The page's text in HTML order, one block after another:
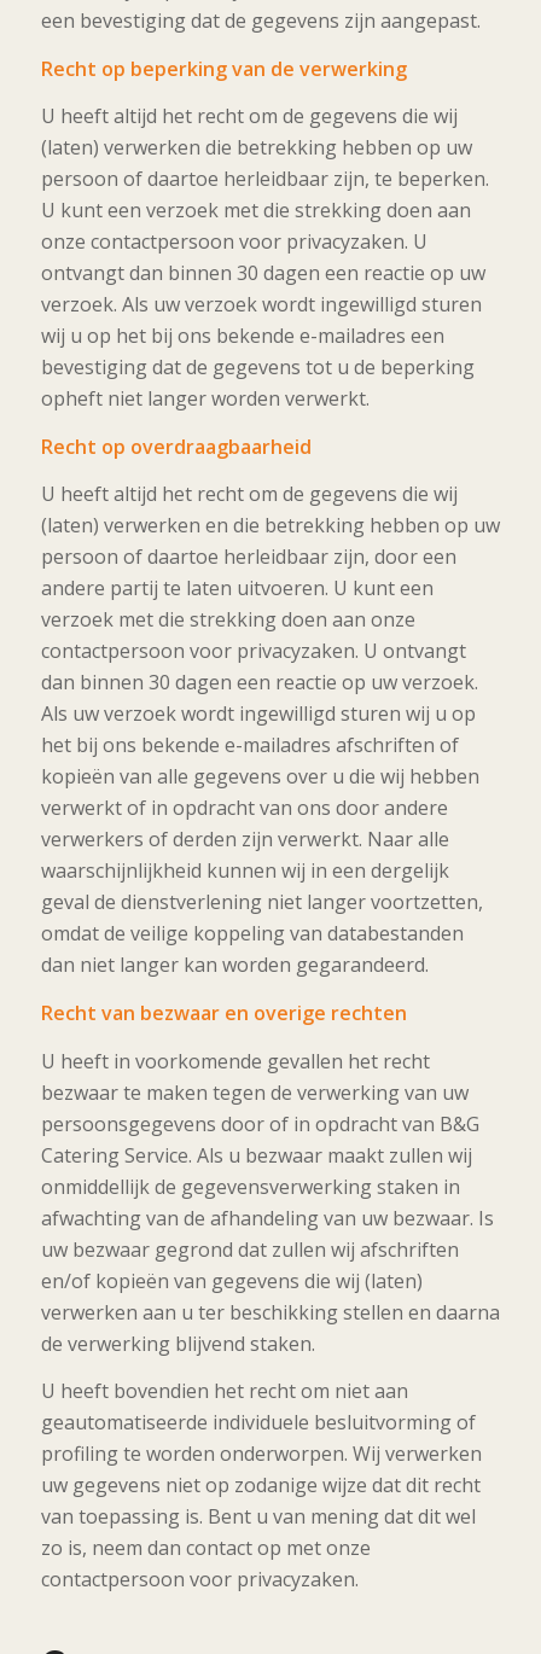
een bevestiging dat de gegevens zijn aangepast.
Recht op beperking van de verwerking
U heeft altijd het recht om de gegevens die wij
(laten) verwerken die betrekking hebben op uw
persoon of daartoe herleidbaar zijn, te beperken.
U kunt een verzoek met die strekking doen aan
onze contactpersoon voor privacyzaken. U
ontvangt dan binnen 30 dagen een reactie op uw
verzoek. Als uw verzoek wordt ingewilligd sturen
wij u op het bij ons bekende e-mailadres een
bevestiging dat de gegevens tot u de beperking
opheft niet langer worden verwerkt.
Recht op overdraagbaarheid
U heeft altijd het recht om de gegevens die wij
(laten) verwerken en die betrekking hebben op uw
persoon of daartoe herleidbaar zijn, door een
andere partij te laten uitvoeren. U kunt een
verzoek met die strekking doen aan onze
contactpersoon voor privacyzaken. U ontvangt
dan binnen 30 dagen een reactie op uw verzoek.
Als uw verzoek wordt ingewilligd sturen wij u op
het bij ons bekende e-mailadres afschriften of
kopieën van alle gegevens over u die wij hebben
verwerkt of in opdracht van ons door andere
verwerkers of derden zijn verwerkt. Naar alle
waarschijnlijkheid kunnen wij in een dergelijk
geval de dienstverlening niet langer voortzetten,
omdat de veilige koppeling van databestanden
dan niet langer kan worden gegarandeerd.
Recht van bezwaar en overige rechten
U heeft in voorkomende gevallen het recht
bezwaar te maken tegen de verwerking van uw
persoonsgegevens door of in opdracht van B&G
Catering Service. Als u bezwaar maakt zullen wij
onmiddellijk de gegevensverwerking staken in
afwachting van de afhandeling van uw bezwaar. Is
uw bezwaar gegrond dat zullen wij afschriften
en/of kopieën van gegevens die wij (laten)
verwerken aan u ter beschikking stellen en daarna
de verwerking blijvend staken.
U heeft bovendien het recht om niet aan
geautomatiseerde individuele besluitvorming of
profiling te worden onderworpen. Wij verwerken
uw gegevens niet op zodanige wijze dat dit recht
van toepassing is. Bent u van mening dat dit wel
zo is, neem dan contact op met onze
contactpersoon voor privacyzaken.